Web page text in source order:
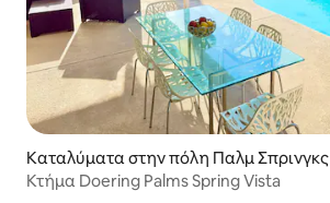
Καταλύματα στην πόλη Παλμ Σπρινγκς
Κτήμα Doering Palms Spring Vista